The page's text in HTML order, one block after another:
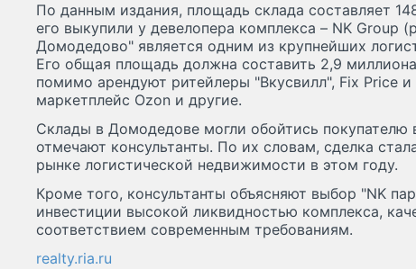
По данным издания, площадь склада составляет
его выкупили у девелопера комплекса – NK Group
Домодедово" является одним из крупнейших
Его общая площадь должна составить 2,9
помимо арендуют ритейлеры "Вкусвилл", Fix Price и
маркетплейс Ozon и другие.
Склады в Домодедове могли обойтись покупателю
отмечают консультанты. По их словам, сделка
рынке логистической недвижимости в этом году.
Кроме того, консультанты объясняют выбор "NK
инвестиции высокой ликвидностью комплекса,
соответствием современным требованиям.
realty.ria.ru